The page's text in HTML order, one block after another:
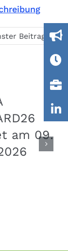
Beitrag
am 09.